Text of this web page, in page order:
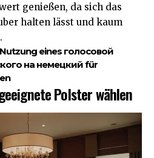
genießen, da sich das
halten lässt und kaum
eines голосовой
на немецкий für
Polster wählen